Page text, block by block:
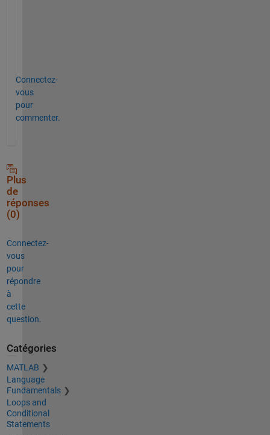
Connectez-
vous
pour
commenter.
Plus
de
réponses
(0)
Connectez-
vous
pour
répondre
à
cette
question.
Catégories
MATLAB
Language
Fundamentals
Loops and
Conditional
Statements